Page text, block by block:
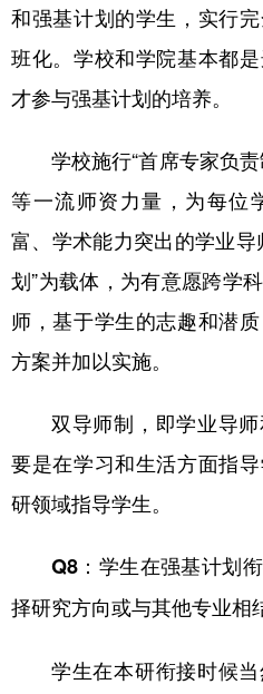
和强基计划的学生，实行
班化。学校和学院基本都
才参与强基计划的培养。
学校施行“首席专家负
等一流师资力量，为每位
富、学术能力突出的学业
划”为载体，为有意愿跨学
师，基于学生的志趣和潜
方案并加以实施。
双导师制，即学业导
要是在学习和生活方面指
研领域指导学生。
Q8：学生在强基计划
择研究方向或与其他专业相
学生在本研衔接时候